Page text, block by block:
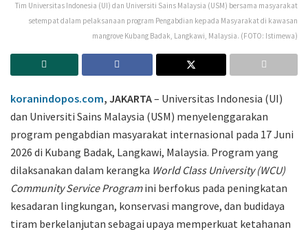
Tim Universitas Indonesia (UI) dan Universiti Sains Malaysia (USM) bersama masyarakat
setempat dalam pelaksanaan program Pengabdian kepada Masyarakat di kawasan
mangrove Kubang Badak, Langkawi, Malaysia. (FOTO: Istimewa)
koranindopos.com, JAKARTA– Universitas Indonesia (UI)
dan Universiti Sains Malaysia (USM) menyelenggarakan
program pengabdian masyarakat internasional pada 17 Juni
2026 di Kubang Badak, Langkawi, Malaysia. Program yang
dilaksanakan dalam kerangka World Class University (WCU)
Community Service Programini berfokus pada peningkatan
kesadaran lingkungan, konservasi mangrove, dan budidaya
tiram berkelanjutan sebagai upaya memperkuat ketahanan